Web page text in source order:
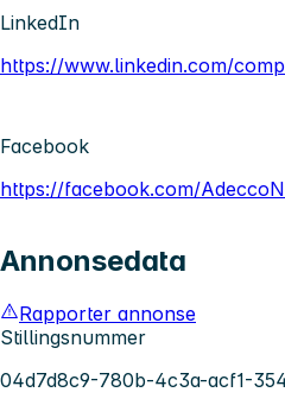
LinkedIn
https://www.linkedin.com/
Facebook
https://facebook.com/
Annonsedata
Rapporter annonse
Stillingsnummer
04d7d8c9-780b-4c3a-acf1-